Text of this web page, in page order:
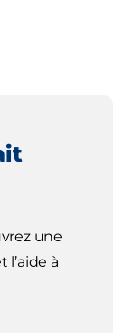
une
l’aide à